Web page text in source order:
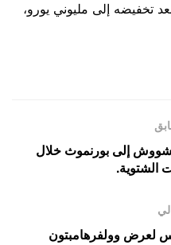
بعد تخفيضه إلى مليوني يورو،
إلى بورنموث خلال
الشتوية.
لعرض وولفرهامبتون